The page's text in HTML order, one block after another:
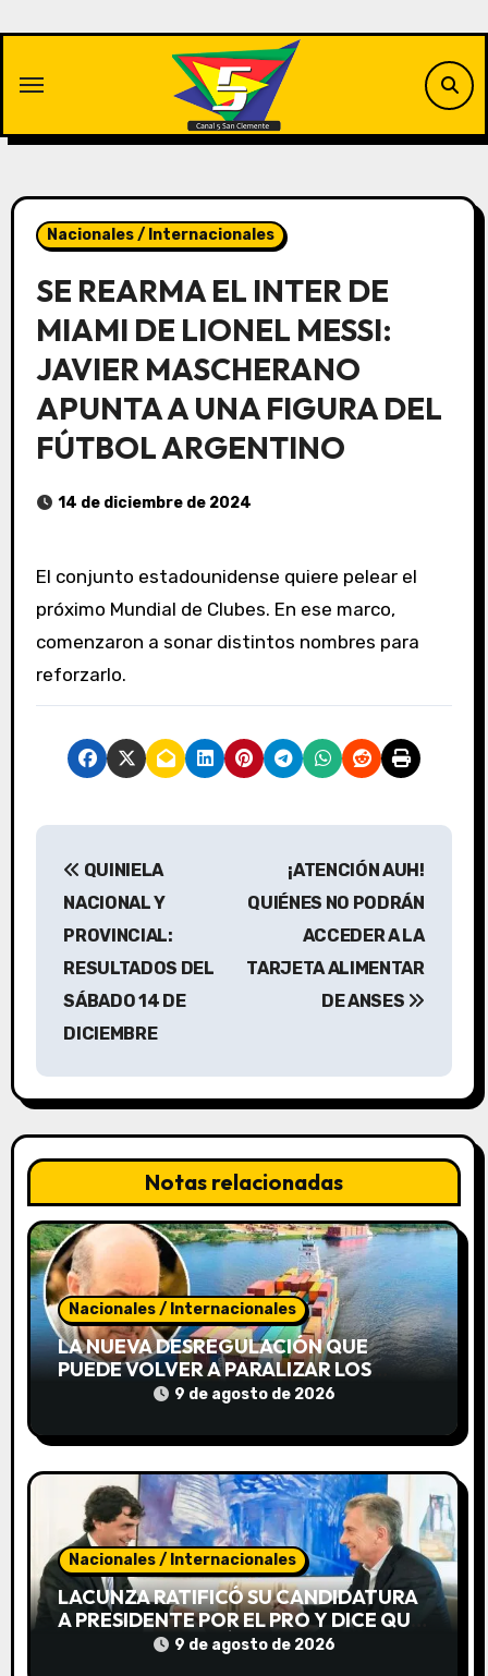
contenido
Nacionales / Internacionales
SE REARMA EL INTER DE
MIAMI DE LIONEL MESSI:
JAVIER MASCHERANO
APUNTA A UNA FIGURA DEL
FÚTBOL ARGENTINO
14 de diciembre de 2024
El conjunto estadounidense quiere pelear el
próximo Mundial de Clubes. En ese marco,
comenzaron a sonar distintos nombres para
reforzarlo.
N
a
c
i
ó
n
d
e
e
n
t
a
d
QUINIELA
NACIONAL Y
PROVINCIAL:
RESULTADOS DEL
SÁBADO 14 DE
DICIEMBRE
¡ATENCIÓN AUH!
QUIÉNES NO PODRÁN
ACCEDER A LA
TARJETA ALIMENTAR
DE ANSES
Notas relacionadas
Nacionales / Internacionales
LA NUEVA DESREGULACIÓN QUE
PUEDE VOLVER A PARALIZAR LOS
9 de agosto de 2026
Nacionales / Internacionales
LACUNZA RATIFICÓ SU CANDIDATURA
A PRESIDENTE POR EL PRO Y DICE QUE
MACRI LO IMPULSÓ9 de agosto de 2026